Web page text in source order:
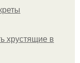
хрустящие в